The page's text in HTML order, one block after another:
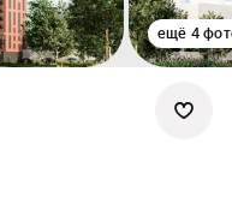
ещё 4